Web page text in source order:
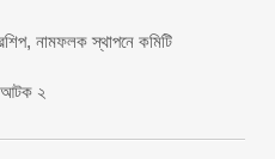
নামফলক স্থাপনে কমিটি
আটক ২